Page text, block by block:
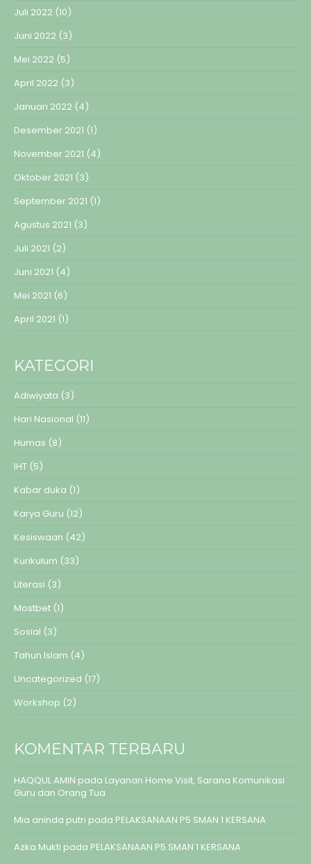
Juli 2022 (10)
Juni 2022 (3)
Mei 2022 (5)
April 2022 (3)
Januari 2022 (4)
Desember 2021 (1)
November 2021 (4)
Oktober 2021 (3)
September 2021 (1)
Agustus 2021 (3)
Juli 2021 (2)
Juni 2021 (4)
Mei 2021 (6)
April 2021 (1)
KATEGORI
Adiwiyata (3)
Hari Nasional (11)
Humas (8)
IHT (5)
Kabar duka (1)
Karya Guru (12)
Kesiswaan (42)
Kurikulum (33)
Literasi (3)
Mostbet (1)
Sosial (3)
Tahun Islam (4)
Uncategorized (17)
Workshop (2)
KOMENTAR TERBARU
HAQQUL AMIN pada Layanan Home Visit, Sarana Komunikasi
Guru dan Orang Tua
Mia aninda putri pada PELAKSANAAN P5 SMAN 1 KERSANA
Azka Mukti pada PELAKSANAAN P5 SMAN 1 KERSANA